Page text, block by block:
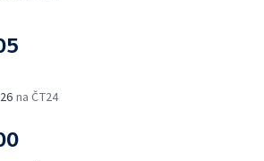
na ČT24